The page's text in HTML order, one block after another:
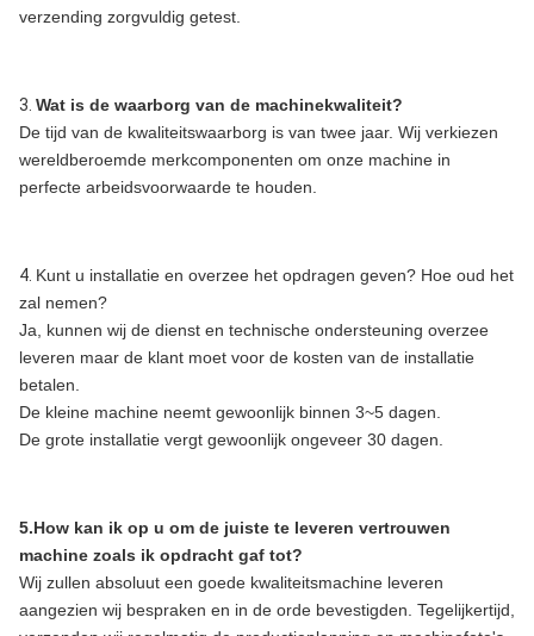
verzending zorgvuldig getest.
3. Wat is de waarborg van de machinekwaliteit?
De tijd van de kwaliteitswaarborg is van twee jaar. Wij verkiezen
wereldberoemde merkcomponenten om onze machine in
perfecte arbeidsvoorwaarde te houden.
4. Kunt u installatie en overzee het opdragen geven? Hoe oud het
zal nemen?
Ja, kunnen wij de dienst en technische ondersteuning overzee
leveren maar de klant moet voor de kosten van de installatie
betalen.
De kleine machine neemt gewoonlijk binnen 3~5 dagen.
De grote installatie vergt gewoonlijk ongeveer 30 dagen.
5.How kan ik op u om de juiste te leveren vertrouwen
machine zoals ik opdracht gaf tot?
Wij zullen absoluut een goede kwaliteitsmachine leveren
aangezien wij bespraken en in de orde bevestigden. Tegelijkertijd,